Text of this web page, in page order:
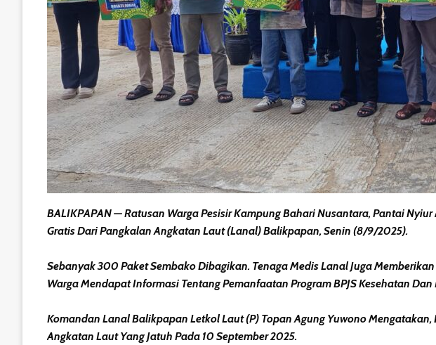
BALIKPAPAN — Ratusan Warga Pesisir Kampung Bahari Nusantara, Pantai
Gratis Dari Pangkalan Angkatan Laut (Lanal) Balikpapan, Senin (8/9/2025).
Sebanyak 300 Paket Sembako Dibagikan. Tenaga Medis Lanal Juga
Warga Mendapat Informasi Tentang Pemanfaatan Program BPJS Kesehatan
Komandan Lanal Balikpapan Letkol Laut (P) Topan Agung Yuwono
Angkatan Laut Yang Jatuh Pada 10 September 2025.